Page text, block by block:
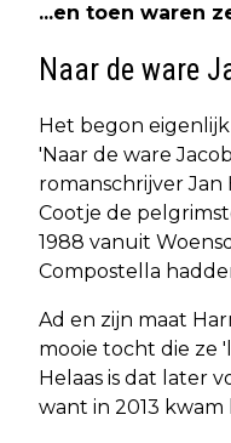
...en toen waren
Naar de ware
Het begon
'Naar de ware
romanschrijver
Cootje de
1988 vanuit
Compostella
Ad en zijn maat
mooie tocht die ze
Helaas is dat later
want in 2013 kwam